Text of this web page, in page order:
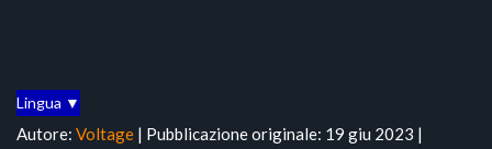
Lingua ▼
Autore: Voltage | Pubblicazione originale: 19 giu 2023 |